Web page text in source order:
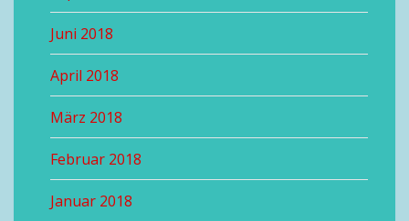
Juni 2018
April 2018
März 2018
Februar 2018
Januar 2018